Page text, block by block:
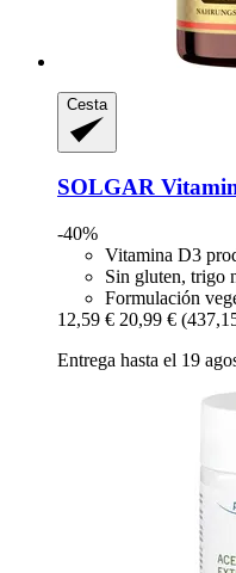
Cesta
SOLGAR
-40%
Vitamina D3
Sin gluten, trigo
Formulación
12,59 € 20,99 €
Entrega hasta el 19